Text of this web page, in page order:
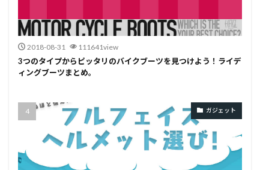
2018-08-31 111641view
3つのタイプからピッタリのバイクブーツを見つけよう！ライデ
ィングブーツまとめ。
ガジェット